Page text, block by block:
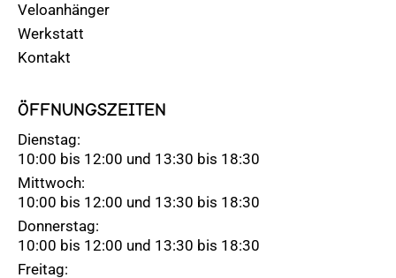
Veloanhänger
Werkstatt
Kontakt
ÖFFNUNGSZEITEN
Dienstag:
10:00 bis 12:00 und 13:30 bis 18:30
Mittwoch:
10:00 bis 12:00 und 13:30 bis 18:30
Donnerstag:
10:00 bis 12:00 und 13:30 bis 18:30
Freitag: